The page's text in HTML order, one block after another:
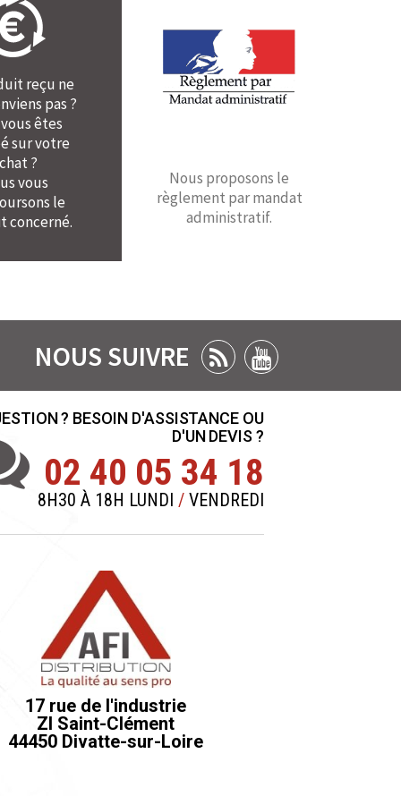
reçu ne
pas ?
êtes
sur votre
?
vous
le
concerné.
Nous proposons le
règlement par mandat
administratif.
NOUS SUIVRE
? BESOIN D'ASSISTANCE OU
D'UN DEVIS ?
02 40 05 34 18
8H30 À 18H LUNDI / VENDREDI
17 rue de l'industrie
ZI Saint-Clément
44450 Divatte-sur-Loire